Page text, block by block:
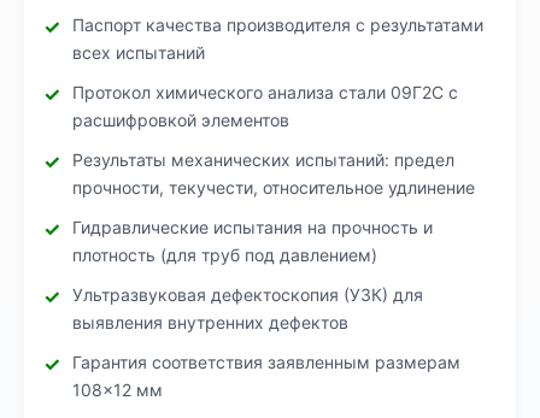
Паспорт качества производителя с результатами
всех испытаний
Протокол химического анализа стали 09Г2С с
расшифровкой элементов
Результаты механических испытаний: предел
прочности, текучести, относительное удлинение
Гидравлические испытания на прочность и
плотность (для труб под давлением)
Ультразвуковая дефектоскопия (УЗК) для
выявления внутренних дефектов
Гарантия соответствия заявленным размерам
108×12 мм